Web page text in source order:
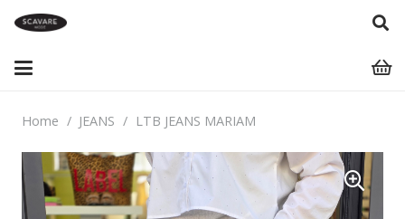
Home / JEANS / LTB JEANS MARIAM